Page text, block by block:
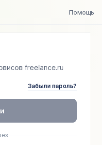
Помощь
freelance.ru
Забыли пароль?